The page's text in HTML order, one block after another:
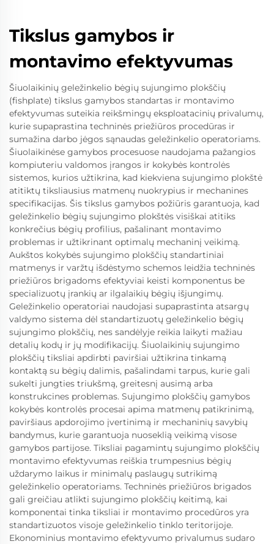
Tikslus gamybos ir
montavimo efektyvumas
Šiuolaikinių geležinkelio bėgių sujungimo plokščių
(fishplate) tikslus gamybos standartas ir montavimo
efektyvumas suteikia reikšmingų eksploatacinių privalumų,
kurie supaprastina techninės priežiūros procedūras ir
sumažina darbo jėgos sąnaudas geležinkelio operatoriams.
Šiuolaikinėse gamybos procesuose naudojama pažangios
kompiuteriu valdomos įrangos ir kokybės kontrolės
sistemos, kurios užtikrina, kad kiekviena sujungimo plokštė
atitiktų tiksliausius matmenų nuokrypius ir mechanines
specifikacijas. Šis tikslus gamybos požiūris garantuoja, kad
geležinkelio bėgių sujungimo plokštės visiškai atitiks
konkrečius bėgių profilius, pašalinant montavimo
problemas ir užtikrinant optimalų mechaninį veikimą.
Aukštos kokybės sujungimo plokščių standartiniai
matmenys ir varžtų išdėstymo schemos leidžia techninės
priežiūros brigadoms efektyviai keisti komponentus be
specializuotų įrankių ar ilgalaikių bėgių išjungimų.
Geležinkelio operatoriai naudojasi supaprastinta atsargų
valdymo sistema dėl standartizuotų geležinkelio bėgių
sujungimo plokščių, nes sandėlyje reikia laikyti mažiau
detalių kodų ir jų modifikacijų. Šiuolaikinių sujungimo
plokščių tiksliai apdirbti paviršiai užtikrina tinkamą
kontaktą su bėgių dalimis, pašalindami tarpus, kurie gali
sukelti jungties triukšmą, greitesnį ausimą arba
konstrukcines problemas. Sujungimo plokščių gamybos
kokybės kontrolės procesai apima matmenų patikrinimą,
paviršiaus apdorojimo įvertinimą ir mechaninių savybių
bandymus, kurie garantuoja nuoseklią veikimą visose
gamybos partijose. Tiksliai pagamintų sujungimo plokščių
montavimo efektyvumas reiškia trumpesnius bėgių
uždarymo laikus ir minimalų paslaugų sutrikimą
geležinkelio operatoriams. Techninės priežiūros brigados
gali greičiau atlikti sujungimo plokščių keitimą, kai
komponentai tinka tiksliai ir montavimo procedūros yra
standartizuotos visoje geležinkelio tinklo teritorijoje.
Ekonominius montavimo efektyvumo privalumus sudaro